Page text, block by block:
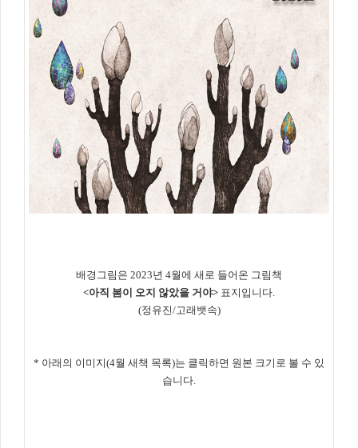
배경그림은 2023년 4월에 새로 들어온 그림책
<아직 봄이 오지 않았을 거야> 표지입니다.
(정유진/고래뱃속)
* 아래의 이미지(4월 새책 목록)는 클릭하면 원본 크기로 볼 수 있
습니다.